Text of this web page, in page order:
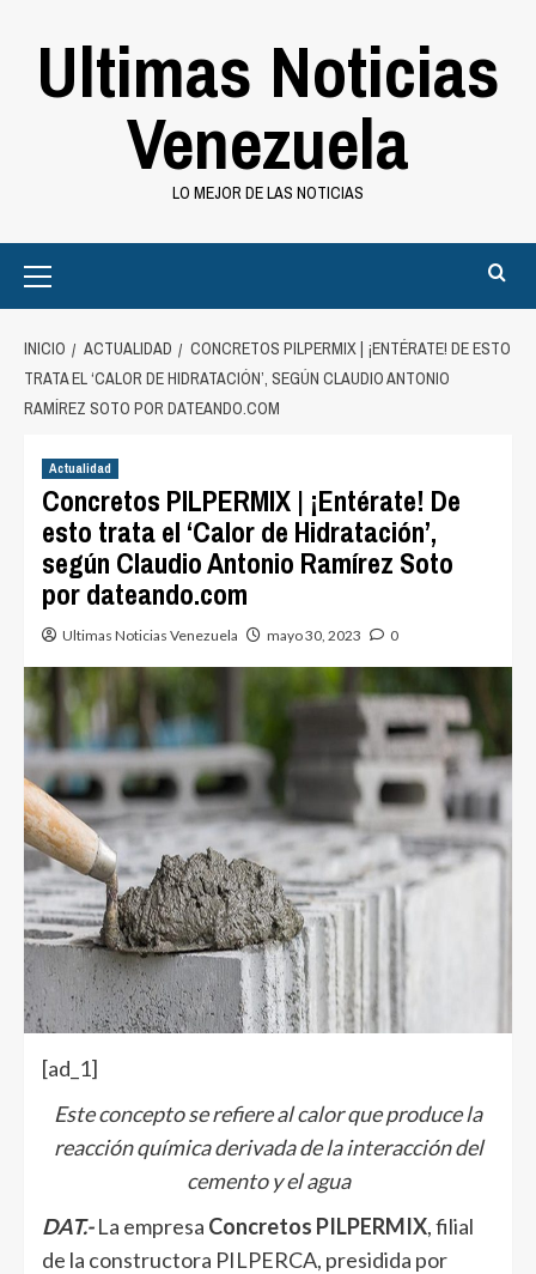
Ultimas Noticias
Venezuela
LO MEJOR DE LAS NOTICIAS
Menu
INICIO ACTUALIDAD
CONCRETOS PILPERMIX | ¡ENTÉRATE! DE ESTO
TRATA EL ‘CALOR DE HIDRATACIÓN’, SEGÚN CLAUDIO ANTONIO
RAMÍREZ SOTO POR DATEANDO.COM
Actualidad
Concretos PILPERMIX | ¡Entérate! De
esto trata el ‘Calor de Hidratación’,
según Claudio Antonio Ramírez Soto
por dateando.com
Ultimas Noticias Venezuela mayo 30, 2023 0
[ad_1]
Este concepto se refiere al calor que produce la
reacción química derivada de la interacción del
cemento y el agua
DAT.-La empresa Concretos PILPERMIX, filial
de la constructora PILPERCA, presidida por